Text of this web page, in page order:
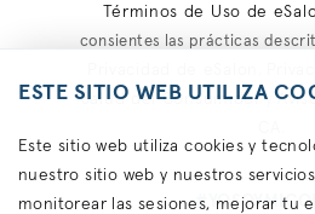
Términos de Uso de
consientes las prácticas
Salud del Consumidory
ESTE SITIO WEB UTILIZA
Este sitio web utiliza cookies y
nuestro sitio web y nuestros
monitorear las sesiones, mejorar tu